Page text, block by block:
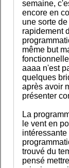
semaine,
encore en
une sorte
rapidement
même but
aaaa n'est
quelques
après avoir
présenter
La
le vent en
trouvé du
pensé